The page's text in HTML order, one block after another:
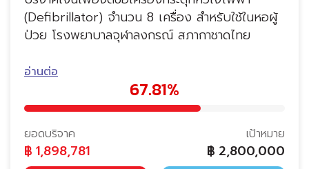
(Defibrillator) จำนวน 8 เครื่อง สำหรับใช้ในหอผู้
ป่วย โรงพยาบาลจุฬาลงกรณ์ สภากาชาดไทย
อ่านต่อ
67.81%
ยอดบริจาค
฿ 1,898,781
เป้าหมาย
฿ 2,800,000